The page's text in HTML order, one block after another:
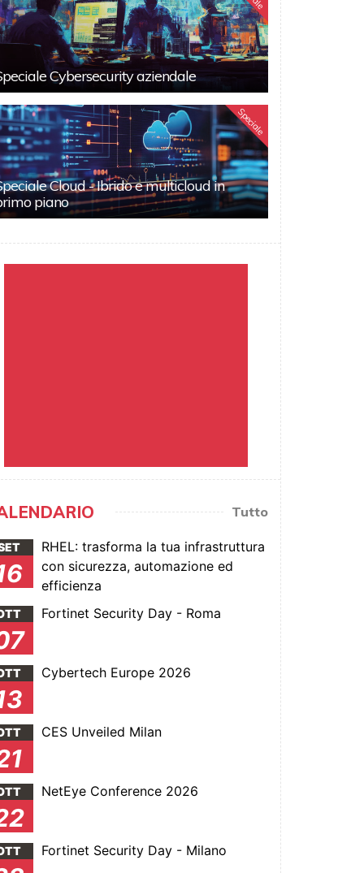
Cybersecurity aziendale
Speciale
Cloud - Ibrido e multicloud in
piano
Tutto
RHEL: trasforma la tua infrastruttura
con sicurezza, automazione ed
efficienza
Fortinet Security Day - Roma
Cybertech Europe 2026
CES Unveiled Milan
NetEye Conference 2026
Fortinet Security Day - Milano